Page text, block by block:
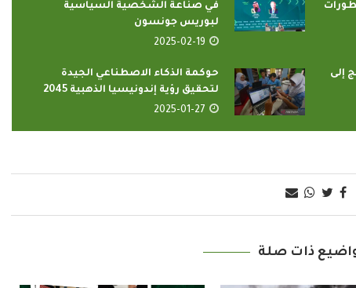
في صناعة الشخصية السياسية
لبوريس جونسون
2025-02-19
إلى
حوكمة الذكاء الاصطناعي الجيدة
لتحقيق رؤية إندونيسيا الذهبية 2045
2025-01-27
ذات صلة
الإسلامي
الدارسون باكاديمية اتحاد اذاعات